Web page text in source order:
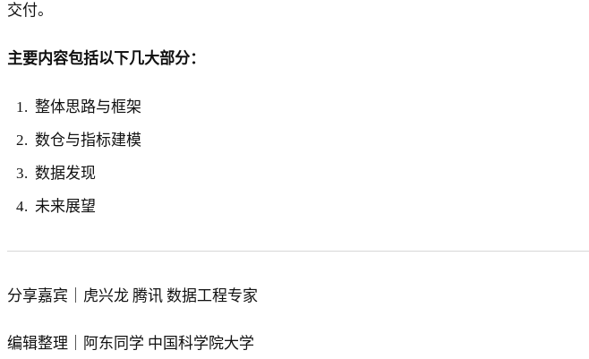
交付。
主要内容包括以下几大部分：
整体思路与框架
数仓与指标建模
数据发现
未来展望
分享嘉宾｜虎兴龙 腾讯 数据工程专家
编辑整理｜阿东同学 中国科学院大学